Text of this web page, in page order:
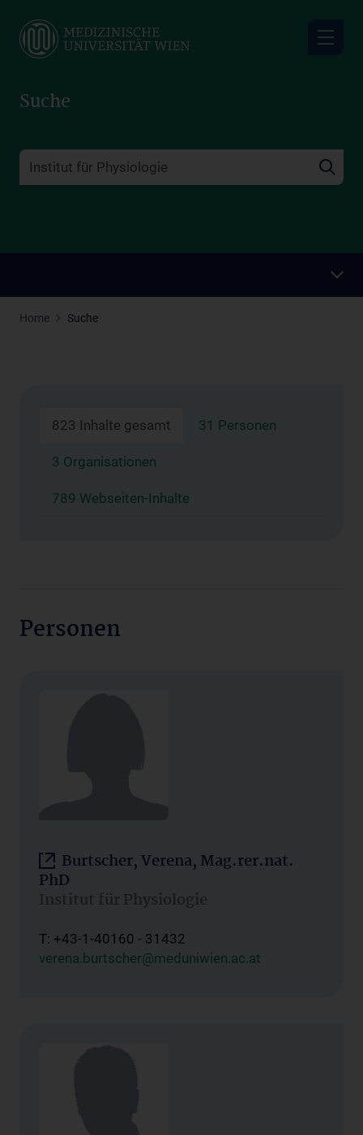
main
Suche
Home Suche
823 Inhalte gesamt 31 Personen
3 Organisationen
789 Webseiten-Inhalte
Personen
Burtscher, Verena, Mag.rer.nat.
PhD
Institut für Physiologie
T: +43-1-40160 - 31432
verena.burtscher@meduniwien.ac.at